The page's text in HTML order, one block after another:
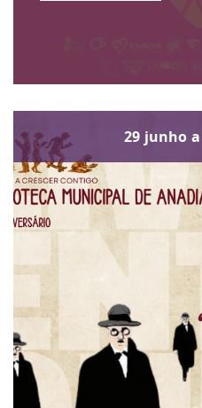
29 junho a